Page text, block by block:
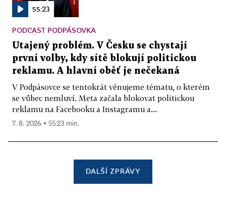
55:23
PODCAST PODPÁSOVKA
Utajený problém. V Česku se chystají
první volby, kdy sítě blokují politickou
reklamu. A hlavní oběť je nečekaná
V Podpásovce se tentokrát věnujeme tématu, o kterém
se vůbec nemluví. Meta začala blokovat politickou
reklamu na Facebooku a Instagramu a...
7. 8. 2026 ▪ 55:23 min.
DALŠÍ ZPRÁVY